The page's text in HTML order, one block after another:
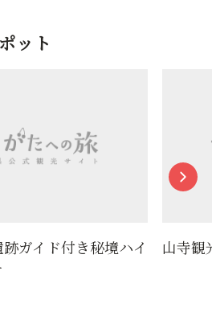
ット
ガイド付き秘境ハイ
山寺観